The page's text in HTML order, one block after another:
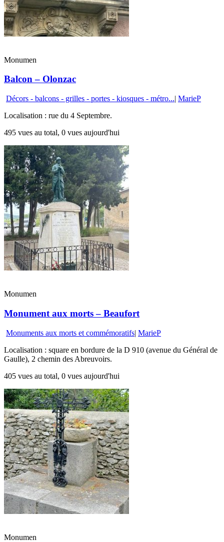
Monumen
Balcon – Olonzac
Décors - balcons - grilles - portes - kiosques - métro...| MarieP
Localisation : rue du 4 Septembre.
495 vues au total, 0 vues aujourd'hui
Monumen
Monument aux morts – Beaufort
Monuments aux morts et commémoratifs| MarieP
Localisation : square en bordure de la D 910 (avenue du Général de
Gaulle), 2 chemin des Abreuvoirs.
405 vues au total, 0 vues aujourd'hui
Monumen